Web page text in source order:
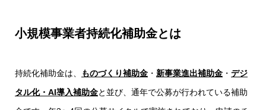
小規模事業者持続化補助金とは
持続化補助金は、 ものづくり補助金 ・ 新事業進出補助金 ・ デジ
タル化・AI導入補助金と並び、通年で公募が行われている補助